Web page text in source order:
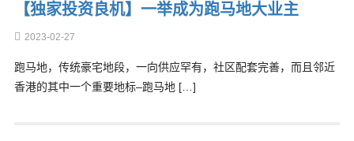
【独家投资良机】一举成为跑马地大业主
2023-02-27
跑马地，传统豪宅地段，一向供应罕有，社区配套完善，而且邻近
香港的其中一个重要地标–跑马地 […]